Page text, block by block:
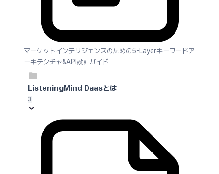
マーケットインテリジェンスのための5-Layerキーワードア
ーキテクチャ&API設計ガイド
ListeningMind Daasとは
3